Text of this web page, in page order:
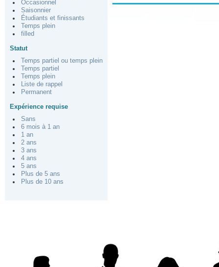
Occasionnel
Saisonnier
Étudiants et finissants
Temps plein
filled
Statut
Temps partiel ou temps plein
Temps partiel
Temps plein
Liste de rappel
Permanent
Expérience requise
Sans
6 mois à 1 an
1 an
2 ans
3 ans
4 ans
5 ans
Plus de 5 ans
Plus de 10 ans